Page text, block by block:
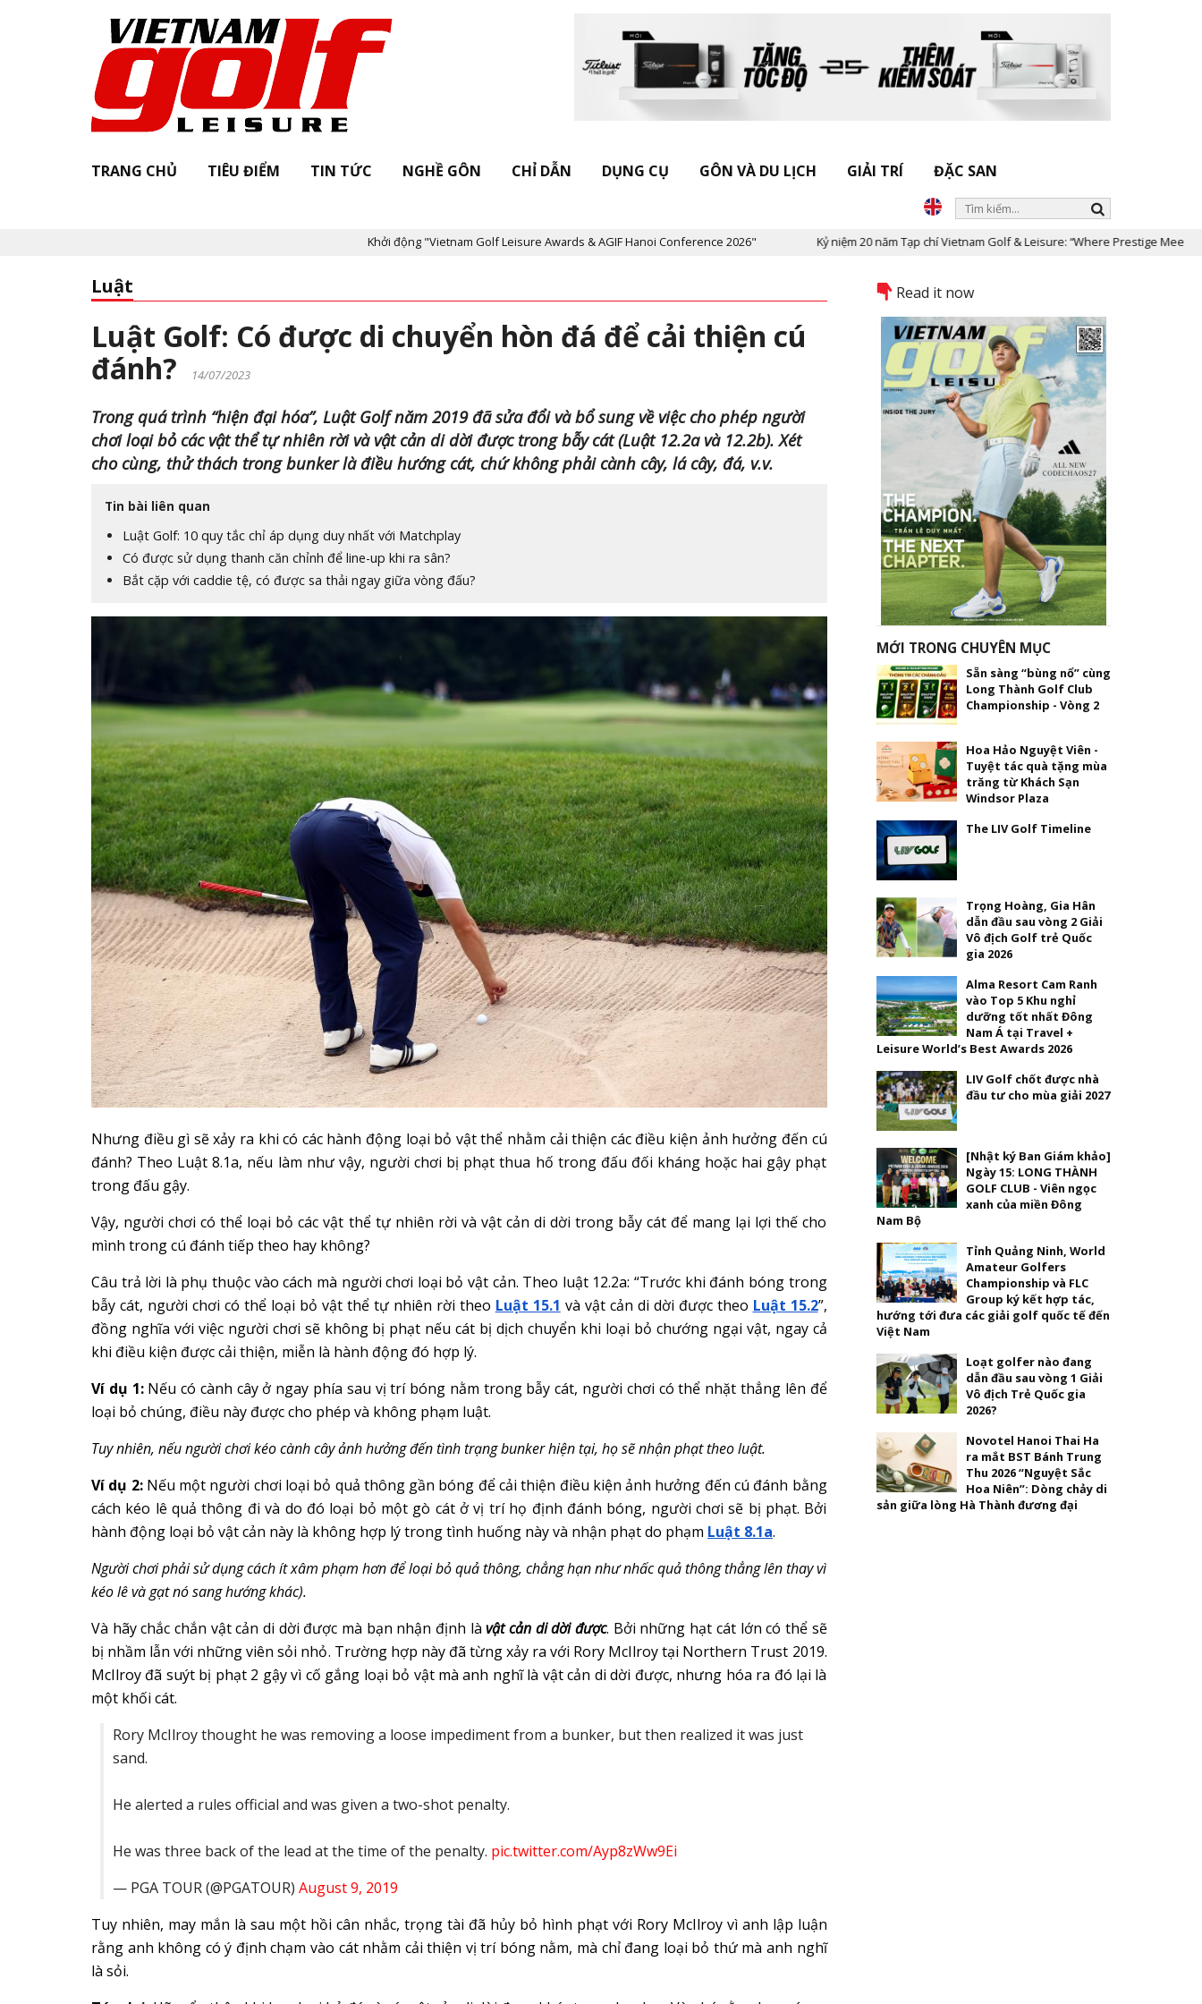
TRANG CHỦ TIÊU ĐIỂM TIN TỨC NGHỀ GÔN CHỈ DẪN DỤNG CỤ GÔN VÀ DU LỊCH GIẢI TRÍ ĐẶC SAN
Khởi động "Vietnam Golf Leisure Awards & AGIF Hanoi Conference 2026" Kỷ niệm 20 năm Tạp chí Vietnam Golf & Leisure: “Where Prestige Meets Legacy”
Luật
Luật Golf: Có được di chuyển hòn đá để cải thiện cú
đánh?
14/07/2023
Trong quá trình “hiện đại hóa”, Luật Golf năm 2019 đã sửa đổi và bổ sung về việc cho phép người
chơi loại bỏ các vật thể tự nhiên rời và vật cản di dời được trong bẫy cát (Luật 12.2a và 12.2b). Xét
cho cùng, thử thách trong bunker là điều hướng cát, chứ không phải cành cây, lá cây, đá, v.v.
Tin bài liên quan
Luật Golf: 10 quy tắc chỉ áp dụng duy nhất với Matchplay
Có được sử dụng thanh căn chỉnh để line-up khi ra sân?
Bắt cặp với caddie tệ, có được sa thải ngay giữa vòng đấu?
Nhưng điều gì sẽ xảy ra khi có các hành động loại bỏ vật thể nhằm cải thiện các điều kiện ảnh hưởng đến cú
đánh? Theo Luật 8.1a, nếu làm như vậy, người chơi bị phạt thua hố trong đấu đối kháng hoặc hai gậy phạt
trong đấu gậy.
Vậy, người chơi có thể loại bỏ các vật thể tự nhiên rời và vật cản di dời trong bẫy cát để mang lại lợi thế cho
mình trong cú đánh tiếp theo hay không?
Câu trả lời là phụ thuộc vào cách mà người chơi loại bỏ vật cản. Theo luật 12.2a: “Trước khi đánh bóng trong
bẫy cát, người chơi có thể loại bỏ vật thể tự nhiên rời theo Luật 15.1 và vật cản di dời được theo Luật 15.2”,
đồng nghĩa với việc người chơi sẽ không bị phạt nếu cát bị dịch chuyển khi loại bỏ chướng ngại vật, ngay cả
khi điều kiện được cải thiện, miễn là hành động đó hợp lý.
Ví dụ 1:Nếu có cành cây ở ngay phía sau vị trí bóng nằm trong bẫy cát, người chơi có thể nhặt thẳng lên để
loại bỏ chúng, điều này được cho phép và không phạm luật.
Tuy nhiên, nếu người chơi kéo cành cây ảnh hưởng đến tình trạng bunker hiện tại, họ sẽ nhận phạt theo luật.
Ví dụ 2:Nếu một người chơi loại bỏ quả thông gần bóng để cải thiện điều kiện ảnh hưởng đến cú đánh bằng
cách kéo lê quả thông đi và do đó loại bỏ một gò cát ở vị trí họ định đánh bóng, người chơi sẽ bị phạt. Bởi
hành động loại bỏ vật cản này là không hợp lý trong tình huống này và nhận phạt do phạm Luật 8.1a.
Người chơi phải sử dụng cách ít xâm phạm hơn để loại bỏ quả thông, chẳng hạn như nhấc quả thông thẳng lên thay vì
kéo lê và gạt nó sang hướng khác).
Và hãy chắc chắn vật cản di dời được mà bạn nhận định làvật cản di dời được. Bởi những hạt cát lớn có thể sẽ
bị nhầm lẫn với những viên sỏi nhỏ. Trường hợp này đã từng xảy ra với Rory McIlroy tại Northern Trust 2019.
McIlroy đã suýt bị phạt 2 gậy vì cố gắng loại bỏ vật mà anh nghĩ là vật cản di dời được, nhưng hóa ra đó lại là
một khối cát.
Rory McIlroy thought he was removing a loose impediment from a bunker, but then realized it was just
sand.
He alerted a rules official and was given a two-shot penalty.
He was three back of the lead at the time of the penalty. pic.twitter.com/Ayp8zWw9Ei
— PGA TOUR (@PGATOUR) August 9, 2019
Tuy nhiên, may mắn là sau một hồi cân nhắc, trọng tài đã hủy bỏ hình phạt với Rory McIlroy vì anh lập luận
rằng anh không có ý định chạm vào cát nhằm cải thiện vị trí bóng nằm, mà chỉ đang loại bỏ thứ mà anh nghĩ
là sỏi.
Read it now
MỚI TRONG CHUYÊN MỤC
Sẵn sàng “bùng nổ” cùng
Long Thành Golf Club
Championship - Vòng 2
Hoa Hảo Nguyệt Viên -
Tuyệt tác quà tặng mùa
trăng từ Khách Sạn
Windsor Plaza
The LIV Golf Timeline
Trọng Hoàng, Gia Hân
dẫn đầu sau vòng 2 Giải
Vô địch Golf trẻ Quốc
gia 2026
Alma Resort Cam Ranh
vào Top 5 Khu nghỉ
dưỡng tốt nhất Đông
Nam Á tại Travel +
Leisure World’s Best Awards 2026
LIV Golf chốt được nhà
đầu tư cho mùa giải 2027
[Nhật ký Ban Giám khảo]
Ngày 15: LONG THÀNH
GOLF CLUB - Viên ngọc
xanh của miền Đông
Nam Bộ
Tỉnh Quảng Ninh, World
Amateur Golfers
Championship và FLC
Group ký kết hợp tác,
hướng tới đưa các giải golf quốc tế đến
Việt Nam
Loạt golfer nào đang
dẫn đầu sau vòng 1 Giải
Vô địch Trẻ Quốc gia
2026?
Novotel Hanoi Thai Ha
ra mắt BST Bánh Trung
Thu 2026 “Nguyệt Sắc
Hoa Niên”: Dòng chảy di
sản giữa lòng Hà Thành đương đại